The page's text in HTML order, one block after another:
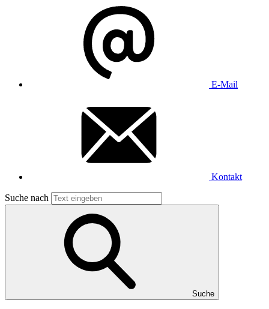
E-Mail
Kontakt
Suche nach
Suche